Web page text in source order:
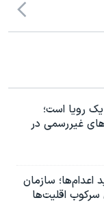
رویا است؛
غیررسمی در
اعدام‌ها؛ سازمان
سرکوب اقلیت‌ها